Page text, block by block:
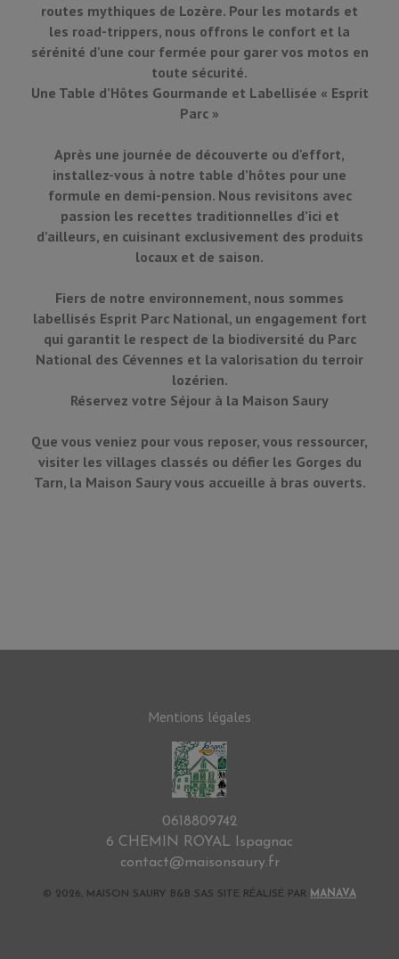
routes mythiques de Lozère. Pour les motards et
les road-trippers, nous offrons le confort et la
sérénité d'une cour fermée pour garer vos motos en
toute sécurité.
Une Table d’Hôtes Gourmande et Labellisée « Esprit
Parc »
Après une journée de découverte ou d'effort,
installez-vous à notre table d’hôtes pour une
formule en demi-pension. Nous revisitons avec
passion les recettes traditionnelles d’ici et
d’ailleurs, en cuisinant exclusivement des produits
locaux et de saison.
Fiers de notre environnement, nous sommes
labellisés Esprit Parc National, un engagement fort
qui garantit le respect de la biodiversité du Parc
National des Cévennes et la valorisation du terroir
lozérien.
Réservez votre Séjour à la Maison Saury
Que vous veniez pour vous reposer, vous ressourcer,
visiter les villages classés ou défier les Gorges du
Tarn, la Maison Saury vous accueille à bras ouverts.
Mentions légales
0618809742
6 CHEMIN ROYAL Ispagnac
contact@maisonsaury.fr
© 2026, MAISON SAURY B&B SAS SITE RÉALISÉ PAR MANAVA